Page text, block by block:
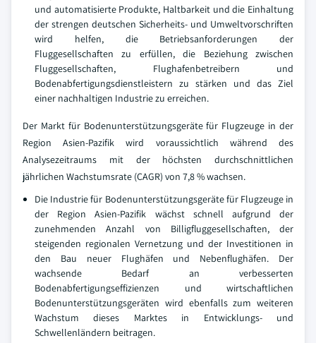
und automatisierte Produkte, Haltbarkeit und die Einhaltung
der strengen deutschen Sicherheits- und Umweltvorschriften
wird helfen, die Betriebsanforderungen der
Fluggesellschaften zu erfüllen, die Beziehung zwischen
Fluggesellschaften, Flughafenbetreibern und
Bodenabfertigungsdienstleistern zu stärken und das Ziel
einer nachhaltigen Industrie zu erreichen.
Der Markt für Bodenunterstützungsgeräte für Flugzeuge in der
Region Asien-Pazifik wird voraussichtlich während des
Analysezeitraums mit der höchsten durchschnittlichen
jährlichen Wachstumsrate (CAGR) von 7,8 % wachsen.
Die Industrie für Bodenunterstützungsgeräte für Flugzeuge in
der Region Asien-Pazifik wächst schnell aufgrund der
zunehmenden Anzahl von Billigfluggesellschaften, der
steigenden regionalen Vernetzung und der Investitionen in
den Bau neuer Flughäfen und Nebenflughäfen. Der
wachsende Bedarf an verbesserten
Bodenabfertigungseffizienzen und wirtschaftlichen
Bodenunterstützungsgeräten wird ebenfalls zum weiteren
Wachstum dieses Marktes in Entwicklungs- und
Schwellenländern beitragen.